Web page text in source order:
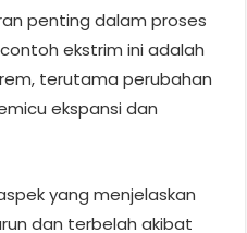
penting dalam proses
ekstrim ini adalah
terutama perubahan
ekspansi dan
yang menjelaskan
dan terbelah akibat